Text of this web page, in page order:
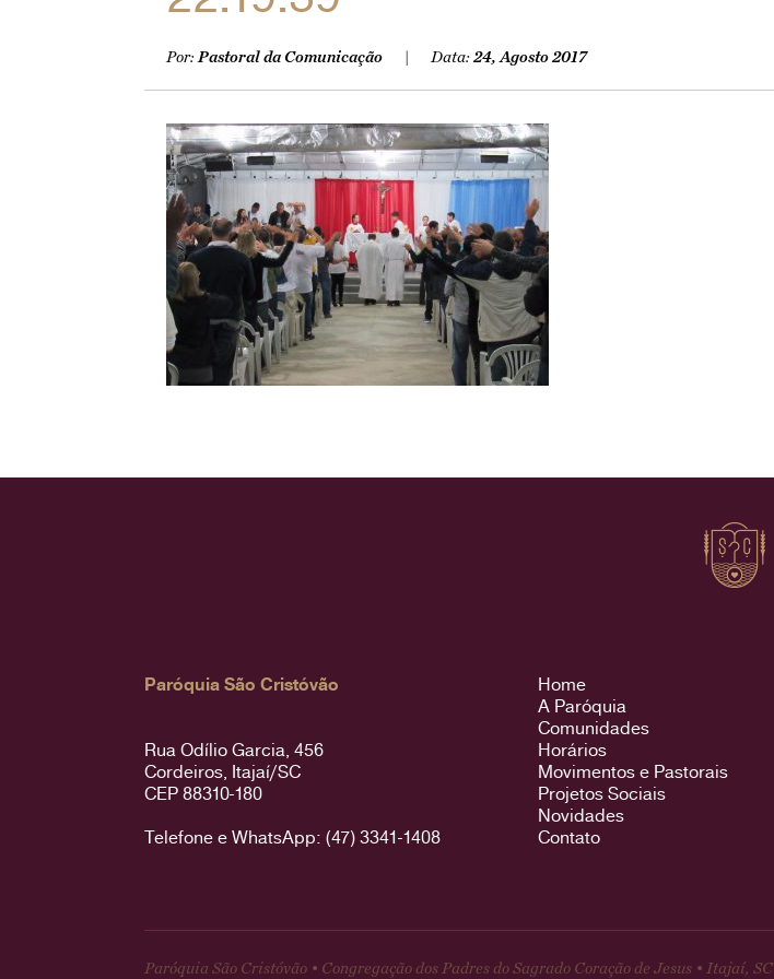
Por:Pastoral da Comunicação Data: 24, Agosto 2017
Paróquia São Cristóvão
Rua Odílio Garcia, 456
Cordeiros, Itajaí/SC
CEP 88310-180
Telefone e WhatsApp: (47) 3341-1408
Home
A Paróquia
Comunidades
Horários
Movimentos e Pastorais
Projetos Sociais
Novidades
Contato
Paróquia São Cristóvão • Congregação dos Padres do Sagrado Coração de Jesus • Itajaí, SC